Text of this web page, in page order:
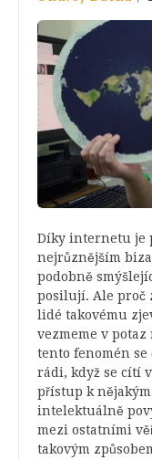
Díky internetu je
nejrůznějším
podobně
posilují. Ale proč
lidé takovému
vezmeme v
tento fenomén
rádi, když se cítí
přístup k
intelektuálně
mezi ostatními
takovým